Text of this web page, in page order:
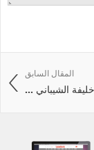
المقال السابق
الشيباني ...